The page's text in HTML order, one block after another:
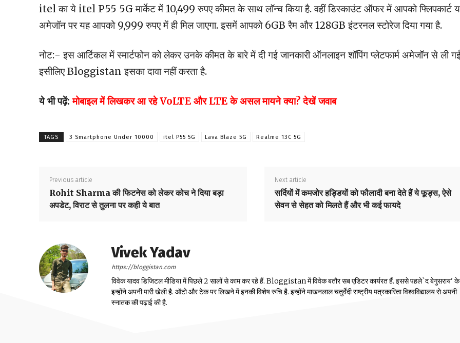
itel का ये itel P55 5G मार्केट में 10,499 रुपए कीमत के साथ लॉन्च किया है. वहीं डिस्काउंट ऑफर में आपको फ्लिपकार्ट
अमेजॉन पर यह आपको 9,999 रुपए में ही मिल जाएगा. इसमें आपको 6GB रैम और 128GB इंटरनल स्टोरेज दिया गया है.
नोट:- इस आर्टिकल में स्मार्टफोन को लेकर उनके कीमत के बारे में दी गई जानकारी ऑनलाइन शॉपिंग प्लेटफार्म अमेजॉन से ली
इसीलिए Bloggistan इसका दावा नहीं करता है.
ये भी पढ़ें:मोबाइल में लिखकर आ रहे VoLTE और LTE के असल मायने क्या? देखें जवाब
TAGS 3 Smartphone Under 10000 itel P55 5G Lava Blaze 5G Realme 13C 5G
Previous article
Rohit Sharma की फिटनेस को लेकर कोच ने दिया बड़ा
अपडेट, विराट से तुलना पर कही ये बात
Next article
सर्दियों में कमजोर हड्डियों को फौलादी बना देते हैं ये फूड्स, ऐसे
सेवन से सेहत को मिलते हैं और भी कई फायदे
Vivek Yadav
https://bloggistan.com
विवेक यादव डिजिटल मीडिया में पिछले 2 सालों से काम कर रहे हैं. Bloggistan में विवेक बतौर सब एडिटर कार्यरत हैं. इससे पहले`द बेगुसराय'
इन्होंने अपनी पारी खेली है. ऑटो और टेक पर लिखने में इनकी विशेष रुचि है. इन्होंने माखनलाल चतुर्वेदी राष्ट्रीय पत्रकारिता विश्वविद्यालय से अपनी
स्नातक की पढ़ाई की है.